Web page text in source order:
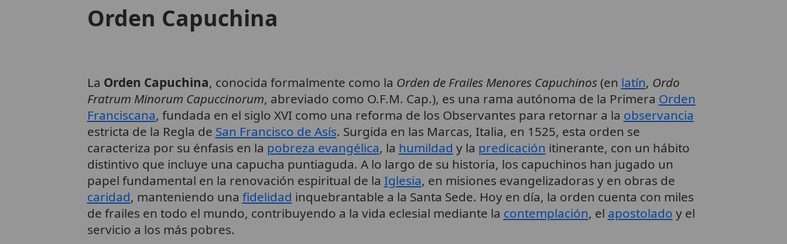
Orden Capuchina
La Orden Capuchina, conocida formalmente como la Orden de Frailes Menores Capuchinos(en latín, Ordo
Fratrum Minorum Capuccinorum, abreviado como O.F.M. Cap.), es una rama autónoma de la Primera Orden
Franciscana, fundada en el siglo XVI como una reforma de los Observantes para retornar a la observancia
estricta de la Regla de San Francisco de Asís. Surgida en las Marcas, Italia, en 1525, esta orden se
caracteriza por su énfasis en la pobreza evangélica, la humildad y la predicación itinerante, con un hábito
distintivo que incluye una capucha puntiaguda. A lo largo de su historia, los capuchinos han jugado un
papel fundamental en la renovación espiritual de la Iglesia, en misiones evangelizadoras y en obras de
caridad, manteniendo una fidelidad inquebrantable a la Santa Sede. Hoy en día, la orden cuenta con miles
de frailes en todo el mundo, contribuyendo a la vida eclesial mediante la contemplación, el apostolado y el
servicio a los más pobres.